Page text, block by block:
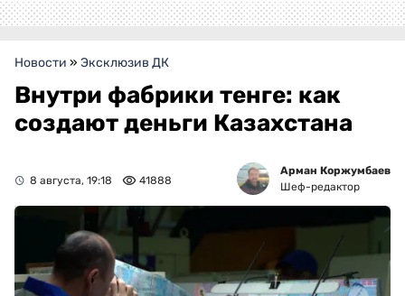
Новости » Эксклюзив ДК
Внутри фабрики тенге: как
создают деньги Казахстана
8 августа, 19:18 41888
Арман Коржумбаев
Шеф-редактор